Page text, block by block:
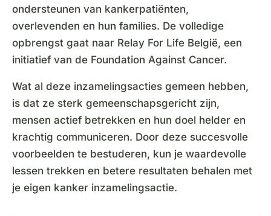
ondersteunen van kankerpatiënten,
overlevenden en hun families. De volledige
opbrengst gaat naar Relay For Life België, een
initiatief van de Foundation Against Cancer.
Wat al deze inzamelingsacties gemeen hebben,
is dat ze sterk gemeenschapsgericht zijn,
mensen actief betrekken en hun doel helder en
krachtig communiceren. Door deze succesvolle
voorbeelden te bestuderen, kun je waardevolle
lessen trekken en betere resultaten behalen met
je eigen kanker inzamelingsactie.